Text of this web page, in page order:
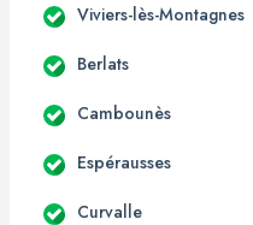
Viviers-lès-Montagnes
Berlats
Cambounès
Espérausses
Curvalle